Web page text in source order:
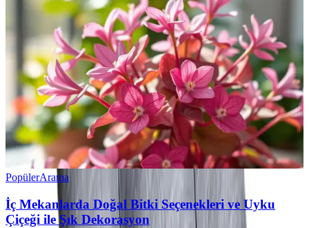
PopülerArama
İç Mekanlarda Doğal Bitki Seçenekleri ve Uyku
Çiçeği ile Şık Dekorasyon